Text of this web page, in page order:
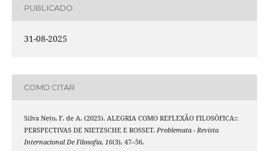
PUBLICADO
31-08-2025
COMO CITAR
Silva Neto, F. de A. (2025). ALEGRIA COMO REFLEXÃO FILOSÓFICA::
PERSPECTIVAS DE NIETZSCHE E ROSSET. Problemata - Revista
Internacional De Filosofia, 16(3), 47–56.